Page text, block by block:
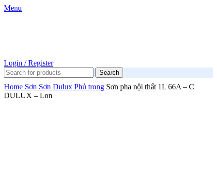
Menu
Login / Register
Search
Home Sơn Sơn Dulux Phủ trong Sơn pha nội thất 1L 66A – C
DULUX – Lon